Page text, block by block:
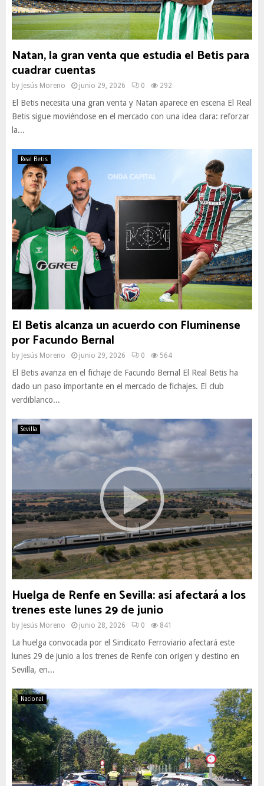
Natan, la gran venta que estudia el Betis para
cuadrar cuentas
by Jesús Moreno junio 29, 2026 0 292
El Betis necesita una gran venta y Natan aparece en escena El Real
Betis sigue moviéndose en el mercado con una idea clara: reforzar
la...
Real Betis
El Betis alcanza un acuerdo con Fluminense
por Facundo Bernal
by Jesús Moreno junio 29, 2026 0 564
El Betis avanza en el fichaje de Facundo Bernal El Real Betis ha
dado un paso importante en el mercado de fichajes. El club
verdiblanco...
Sevilla
Huelga de Renfe en Sevilla: así afectará a los
trenes este lunes 29 de junio
by Jesús Moreno junio 28, 2026 0 841
La huelga convocada por el Sindicato Ferroviario afectará este
lunes 29 de junio a los trenes de Renfe con origen y destino en
Sevilla, en...
Nacional